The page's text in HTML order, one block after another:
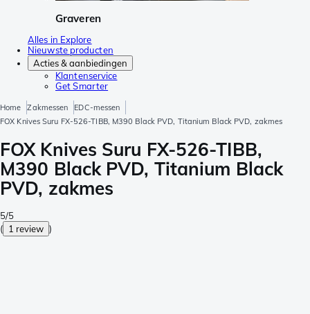
Graveren
Alles in Explore
Nieuwste producten
Acties & aanbiedingen
Klantenservice
Get Smarter
Home Zakmessen
EDC-messen
FOX Knives Suru FX-526-TIBB, M390 Black PVD, Titanium Black PVD, zakmes
FOX Knives Suru FX-526-TIBB,
M390 Black PVD, Titanium Black
PVD, zakmes
5/5
( 1 review )